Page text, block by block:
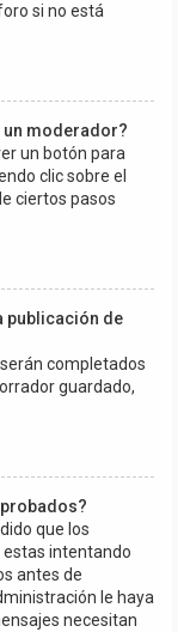
si no está
un moderador?
un botón para
clic sobre el
ciertos pasos
publicación de
completados
guardado,
que los
estas intentando
antes de
le haya
necesitan